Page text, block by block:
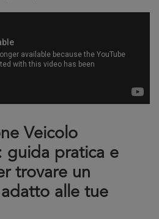
Veicolo
guida pratica e
trovare un
alle tue